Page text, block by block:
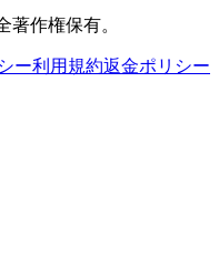
著作権保有。
ー利用規約返金ポリシー